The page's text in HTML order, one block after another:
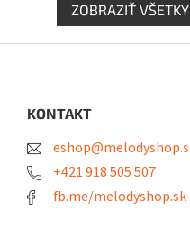
ZOBRAZIŤ
KONTAKT
+421 918 505 507
fb.me/melodyshop.sk